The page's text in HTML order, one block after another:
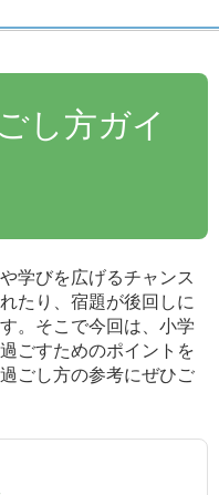
し方ガイ
学びを広げるチャンス
たり、宿題が後回しに
。そこで今回は、小学
ごすためのポイントを
ごし方の参考にぜひご